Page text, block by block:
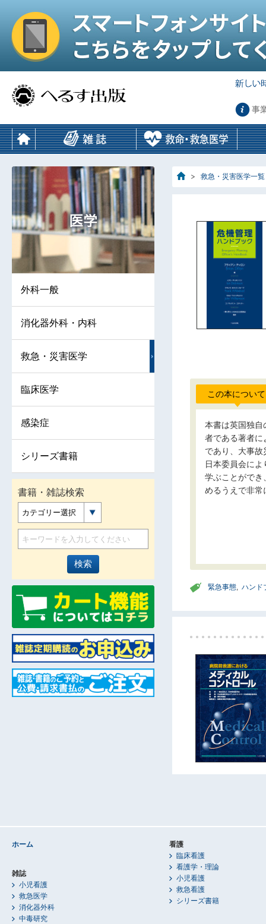
事
救急・災害医学一覧
この本について
本書は英国独
者である著者に
であり、大事
日本委員会に
学ぶことができ
めるうえで非常
緊急事態, ハンド
外科一般
消化器外科・内科
救急・災害医学
臨床医学
感染症
シリーズ書籍
書籍・雑誌検索
カテゴリー選択
ホーム
雑誌
小児看護
救急医学
消化器外科
中毒研究
看護
臨床看護
看護学・理論
小児看護
救急看護
シリーズ書籍